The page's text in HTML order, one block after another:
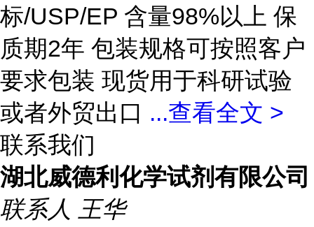
标/USP/EP 含量98%以上 保
质期2年 包装规格可按照客户
要求包装 现货用于科研试验
或者外贸出口 ...查看全文 >
联系我们
湖北威德利化学试剂有限公司
联系人 王华